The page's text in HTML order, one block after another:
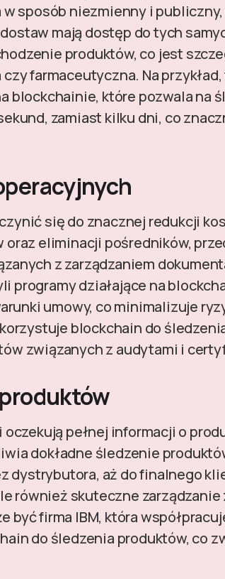
sposób niezmienny i publiczny,
mają dostęp do tych
produktów, co jest
farmaceutyczna. Na
blockchainie, które pozwala na
zamiast kilku dni, co
się do znacznej redukcji
eliminacji pośredników,
z zarządzaniem
programy działające na
umowy, co minimalizuje
blockchain do
związanych z audytami i
pełnej informacji o
dokładne śledzenie
dystrybutora, aż do finalnego
również skuteczne zarządzanie
być firma IBM, która
do śledzenia produktów, co